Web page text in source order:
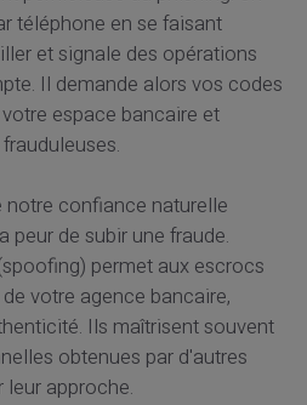
téléphone en se faisant
et signale des opérations
Il demande alors vos codes
espace bancaire et
confiance naturelle
peur de subir une fraude.
permet aux escrocs
votre agence bancaire,
Ils maîtrisent souvent
obtenues par d'autres
approche.